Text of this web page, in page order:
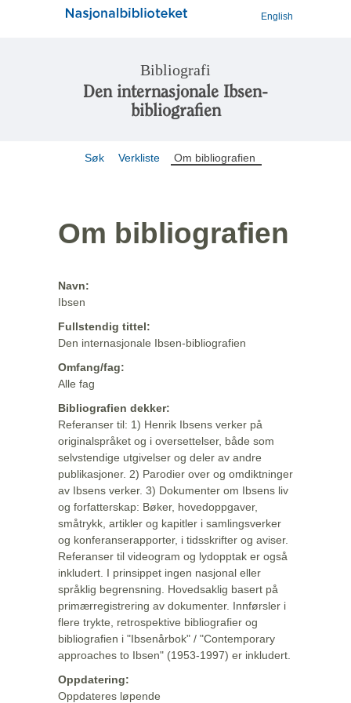
English
Bibliografi
Den internasjonale Ibsen-
bibliografien
Søk Verkliste Om bibliografien
Om bibliografien
Navn:
Ibsen
Fullstendig tittel:
Den internasjonale Ibsen-bibliografien
Omfang/fag:
Alle fag
Bibliografien dekker:
Referanser til: 1) Henrik Ibsens verker på
originalspråket og i oversettelser, både som
selvstendige utgivelser og deler av andre
publikasjoner. 2) Parodier over og omdiktninger
av Ibsens verker. 3) Dokumenter om Ibsens liv
og forfatterskap: Bøker, hovedoppgaver,
småtrykk, artikler og kapitler i samlingsverker
og konferanserapporter, i tidsskrifter og aviser.
Referanser til videogram og lydopptak er også
inkludert. I prinsippet ingen nasjonal eller
språklig begrensning. Hovedsaklig basert på
primærregistrering av dokumenter. Innførsler i
flere trykte, retrospektive bibliografier og
bibliografien i "Ibsenårbok" / "Contemporary
approaches to Ibsen" (1953-1997) er inkludert.
Oppdatering:
Oppdateres løpende